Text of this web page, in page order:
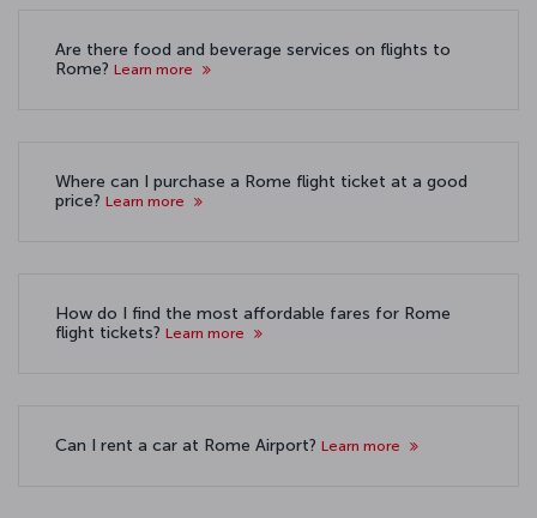
Are there food and beverage services on flights to
Rome? Learn more
Where can I purchase a Rome flight ticket at a good
price? Learn more
How do I find the most affordable fares for Rome
flight tickets? Learn more
Can I rent a car at Rome Airport? Learn more